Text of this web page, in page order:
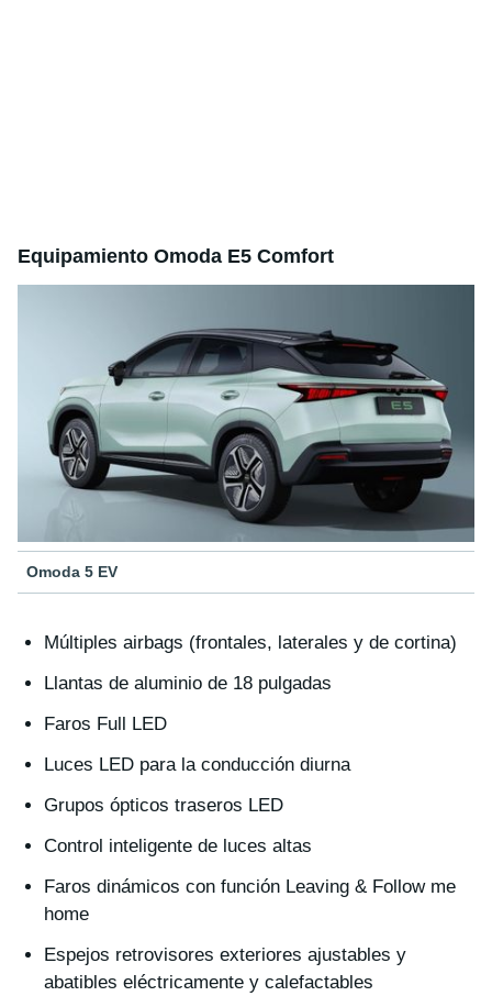
Equipamiento Omoda E5 Comfort
Omoda 5 EV
Múltiples airbags (frontales, laterales y de cortina)
Llantas de aluminio de 18 pulgadas
Faros Full LED
Luces LED para la conducción diurna
Grupos ópticos traseros LED
Control inteligente de luces altas
Faros dinámicos con función Leaving & Follow me
home
Espejos retrovisores exteriores ajustables y
abatibles eléctricamente y calefactables